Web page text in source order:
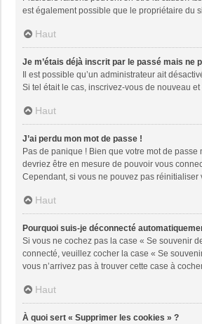
est également possible que le propriétaire du
Haut
Je m’étais déjà inscrit par le passé mais ne
Il est possible qu’un administrateur ait
Si tel était le cas, inscrivez-vous de nouveau
Haut
J’ai perdu mon mot de passe !
Pas de panique ! Bien que votre mot de
devriez être en mesure de pouvoir vous
Cependant, si vous ne pouvez pas
Haut
Pourquoi suis-je déconnecté
Si vous ne cochez pas la case « Se souvenir
connecté, veuillez cocher la case « Se
vous n’arrivez pas à trouver cette case à
Haut
À quoi sert « Supprimer les cookies » ?